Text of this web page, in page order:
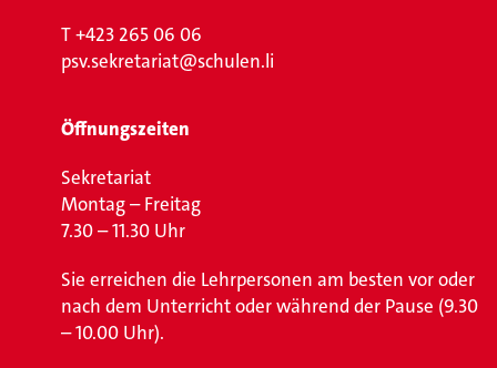
T+423 265 06 06
psv.sekretariat@schulen.li
Öffnungszeiten
Sekretariat
Montag – Freitag
7.30 – 11.30 Uhr
Sie erreichen die Lehrpersonen am besten vor oder
nach dem Unterricht oder während der Pause (9.30
– 10.00 Uhr).